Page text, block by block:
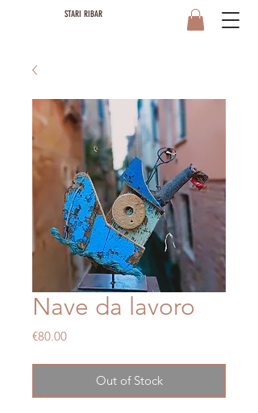
STARI RIBAR
Nave da lavoro
€80.00Price
Out of Stock